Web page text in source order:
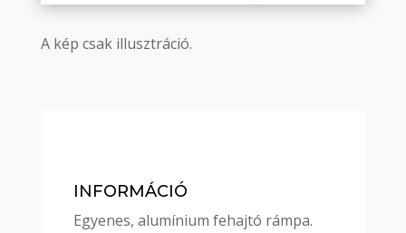
A kép csak illusztráció.
INFORMÁCIÓ
Egyenes, alumínium fehajtó rámpa.